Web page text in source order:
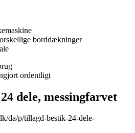
borddækninger
ordentligt
dele, messingfarvet
da/p/tillagd-bestik-24-dele-